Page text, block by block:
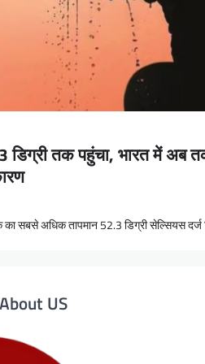
डिग्री तक पहुंचा, भारत में अब
सबसे अधिक तापमान 52.3 डिग्री सेल्सियस दर्ज
About US